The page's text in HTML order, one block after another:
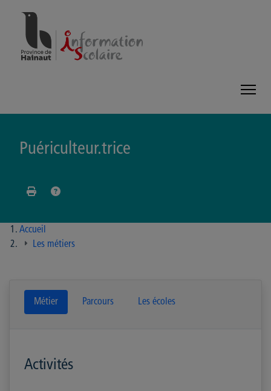
Puériculteur.trice
Accueil
Les métiers
Métier Parcours Les écoles
Activités